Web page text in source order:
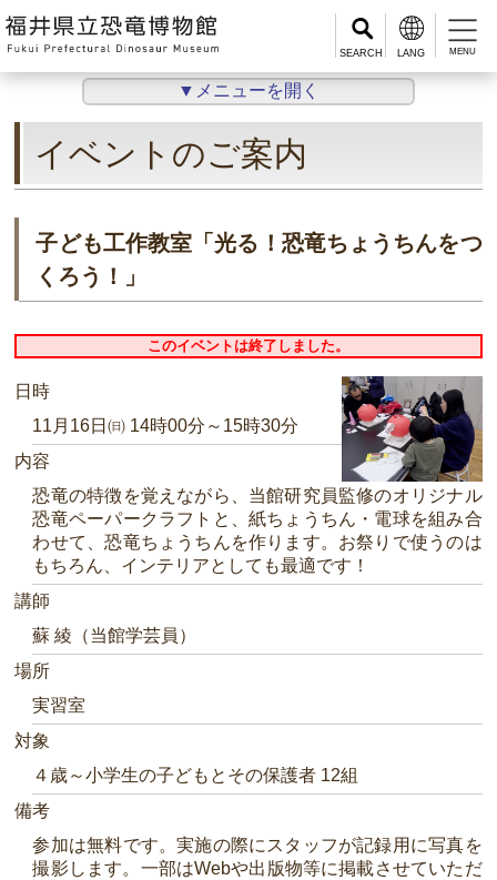
MENU
▼メニューを開く
イベントのご案内
子ども工作教室「光る！恐竜ちょうちんをつ
くろう！」
このイベントは終了しました。
日時
11月16日㈰ 14時00分～15時30分
内容
恐竜の特徴を覚えながら、当館研究員監修のオリジナル
恐竜ペーパークラフトと、紙ちょうちん・電球を組み合
わせて、恐竜ちょうちんを作ります。お祭りで使うのは
もちろん、インテリアとしても最適です！
講師
蘇 綾（当館学芸員）
場所
実習室
対象
４歳～小学生の子どもとその保護者 12組
備考
参加は無料です。実施の際にスタッフが記録用に写真を
撮影します。一部はWebや出版物等に掲載させていただ